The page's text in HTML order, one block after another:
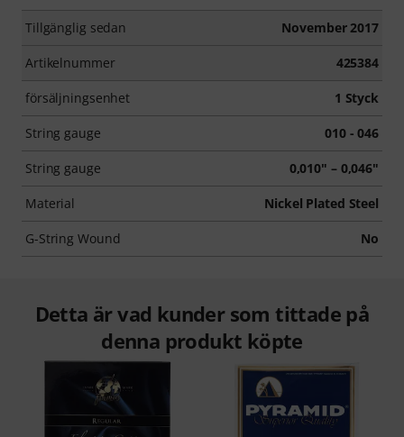
Tillgänglig sedan November 2017
Artikelnummer 425384
försäljningsenhet 1 Styck
String gauge 010 - 046
String gauge 0,010" – 0,046"
Material Nickel Plated Steel
G-String Wound No
Detta är vad kunder som tittade på
denna produkt köpte